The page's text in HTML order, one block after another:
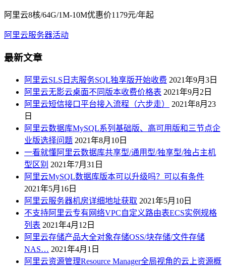
阿里云8核/64G/1M-10M优惠价1179元/年起
阿里云服务器活动
最新文章
阿里云SLS日志服务SQL独享版开始收费 2021年9月3日
阿里云无影云桌面不同版本收费价格表 2021年9月2日
阿里云短信接口平台接入流程（六步走）
2021年8月23
日
阿里云数据库MySQL系列基础版、高可用版和三节点企
业版选择问题 2021年8月10日
一看就懂阿里云数据库共享型/通用型/独享型/独占主机
型区别 2021年7月31日
阿里云MySQL数据库版本可以升级吗？可以有条件
2021年5月16日
阿里云服务器机房详细地址获取 2021年5月10日
不支持阿里云专有网络VPC自定义路由表ECS实例规格
列表 2021年4月12日
阿里云存储产品大全对象存储OSS/块存储/文件存储
NAS… 2021年4月1日
阿里云资源管理Resource Manager全局视角的云上资源概